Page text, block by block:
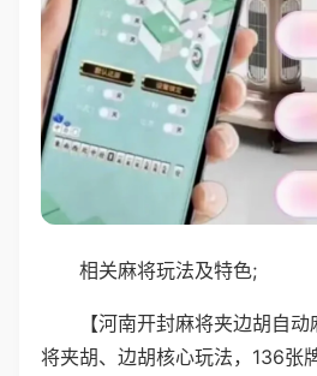
相关麻将玩法及特色;
【河南开封麻将夹边胡自
将夹胡、边胡核心玩法，136张